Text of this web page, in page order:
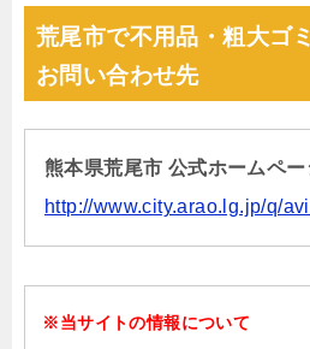
荒尾市で不用品・粗大ゴ
お問い合わせ先
熊本県荒尾市 公式ホームペー
http://www.city.arao.lg.jp/q/
※当サイトの情報について